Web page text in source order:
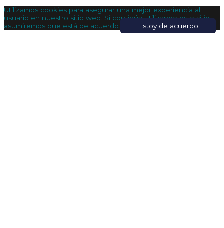
Utilizamos cookies para asegurar una mejor experiencia al
usuario en nuestro sitio web. Si continúa utilizando este sitio,
asumiremos que está de acuerdo.
Estoy de acuerdo